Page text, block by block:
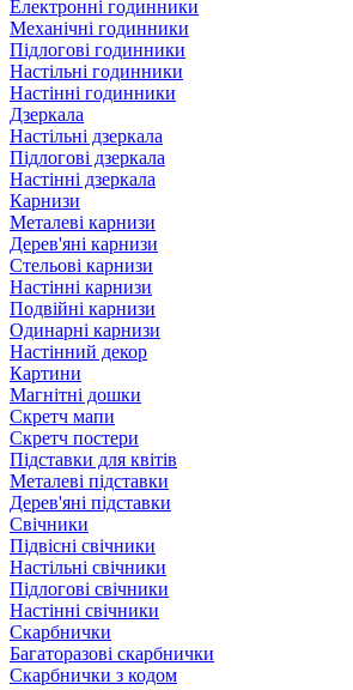
Електронні годинники
Механічні годинники
Підлогові годинники
Настільні годинники
Настінні годинники
Дзеркала
Настільні дзеркала
Підлогові дзеркала
Настінні дзеркала
Карнизи
Металеві карнизи
Дерев'яні карнизи
Стельові карнизи
Настінні карнизи
Подвійні карнизи
Одинарні карнизи
Настінний декор
Картини
Магнітні дошки
Скретч мапи
Скретч постери
Підставки для квітів
Металеві підставки
Дерев'яні підставки
Свічники
Підвісні свічники
Настільні свічники
Підлогові свічники
Настінні свічники
Скарбнички
Багаторазові скарбнички
Скарбнички з кодом